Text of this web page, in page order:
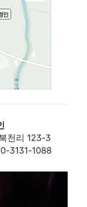
천리 123-3
3131-1088